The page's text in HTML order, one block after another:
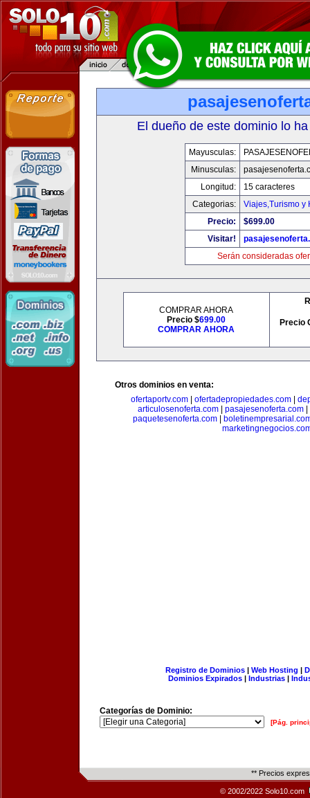
El dueño de este dominio lo
Mayusculas:
Minusculas:
Longitud:
15 caracteres
Categorias:
Viajes,Turismo y
Precio:
$699.00
Visitar!
Serán consideradas
COMPRAR AHORA
Precio $699.00
COMPRAR AHORA
Precio
Otros dominios en venta:
ofertaportv.com
ofertadepropiedades.com
articulosenoferta.com
pasajesenoferta.com
paquetesenoferta.com|
Registro de Dominios| Web Hosting |
Dominios Expirados | Industrias |
Categorías de Dominio:
[Pág.
** Precios
© 2002/2022 Solo10.com